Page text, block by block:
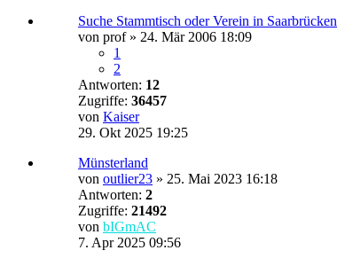
Suche Stammtisch oder Verein in Saarbrücken
von prof» 24. Mär 2006 18:09
1
2
Antworten: 12
Zugriffe: 36457
von Kaiser
29. Okt 2025 19:25
Münsterland
von outlier23 » 25. Mai 2023 16:18
Antworten: 2
Zugriffe: 21492
von bIGmAC
7. Apr 2025 09:56